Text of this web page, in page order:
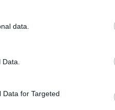
data.
for Targeted
lapata comercial
, caída
del totalde la
supone una caída del